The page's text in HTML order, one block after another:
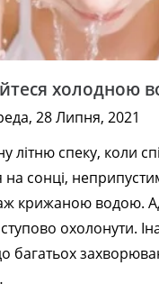
холодною
28 Липня, 2021
літню спеку, коли
на сонці,
крижаною водою.
охолонути.
багатьох